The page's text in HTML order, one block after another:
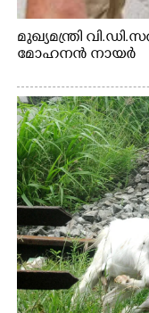
മുഖ്യമന്ത്രി
മോഹനൻ നായർ